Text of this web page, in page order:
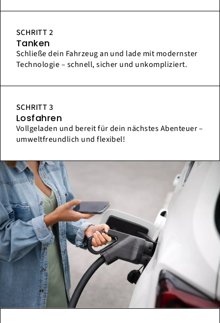
SCHRITT 2
Tanken
Schließe dein Fahrzeug an und lade mit modernster
Technologie – schnell, sicher und unkompliziert.
SCHRITT 3
Losfahren
Vollgeladen und bereit für dein nächstes Abenteuer –
umweltfreundlich und flexibel!